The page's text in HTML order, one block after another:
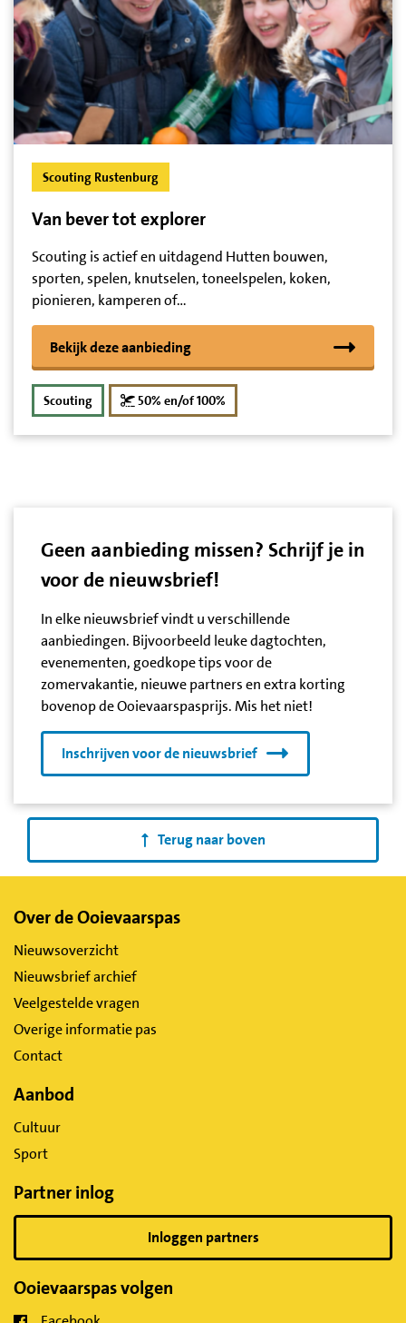
Scouting Rustenburg
Van bever tot explorer
Scouting is actief en uitdagend Hutten bouwen,
sporten, spelen, knutselen, toneelspelen, koken,
pionieren, kamperen of…
Bekijk deze aanbieding
Scouting 50% en/of 100%
Geen aanbieding missen? Schrijf je in
voor de nieuwsbrief!
In elke nieuwsbrief vindt u verschillende
aanbiedingen. Bijvoorbeeld leuke dagtochten,
evenementen, goedkope tips voor de
zomervakantie, nieuwe partners en extra korting
bovenop de Ooievaarspasprijs. Mis het niet!
Inschrijven voor de nieuwsbrief
Terug naar boven
Belangrijke
links
Over de Ooievaarspas
Nieuwsoverzicht
Nieuwsbrief archief
Veelgestelde vragen
Overige informatie pas
Contact
Aanbod
Cultuur
Sport
Partner inlog
Inloggen partners
Ooievaarspas volgen